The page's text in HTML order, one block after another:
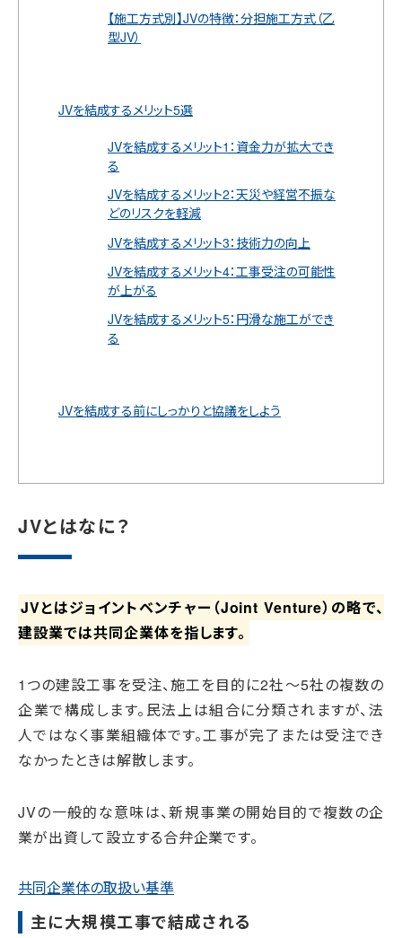
【施工方式別】JVの特徴：分担施工方式（乙
型JV）
JVを結成するメリット5選
JVを結成するメリット1：資金力が拡大でき
る
JVを結成するメリット2：天災や経営不振な
どのリスクを軽減
JVを結成するメリット3：技術力の向上
JVを結成するメリット4：工事受注の可能性
が上がる
JVを結成するメリット5：円滑な施工ができ
る
JVを結成する前にしっかりと協議をしよう
JVとはなに？
JVとはジョイントベンチャー（Joint Venture）の略で、
建設業では共同企業体を指します。
1つの建設工事を受注、施工を目的に2社～5社の複数の
企業で構成します。民法上は組合に分類されますが、法
人ではなく事業組織体です。工事が完了または受注でき
なかったときは解散します。
JVの一般的な意味は、新規事業の開始目的で複数の企
業が出資して設立する合弁企業です。
共同企業体の取扱い基準
主に大規模工事で結成される